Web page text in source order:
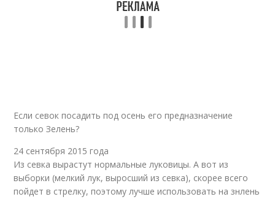
Если севок посадить под осень его предназначение
только Зелень?
24 сентября 2015 года
Из севка вырастут нормальные луковицы. А вот из
выборки (мелкий лук, выросший из севка), скорее всего
пойдет в стрелку, поэтому лучше использовать на знлень